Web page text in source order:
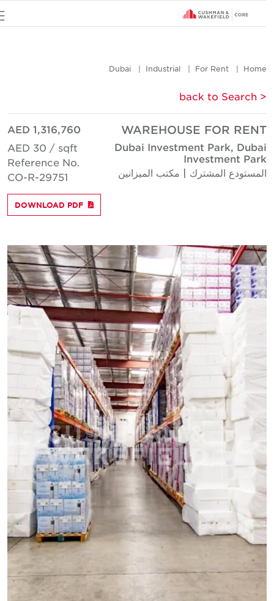
Home
For Rent
Industrial
Dubai
< back to Search
WAREHOUSE FOR RENT
Dubai Investment Park, Dubai
Investment Park
المستودع المشترك | مكتب الميزانين
AED 1,316,760
AED 30 / sqft
Reference No.
CO-R-29751
DOWNLOAD PDF